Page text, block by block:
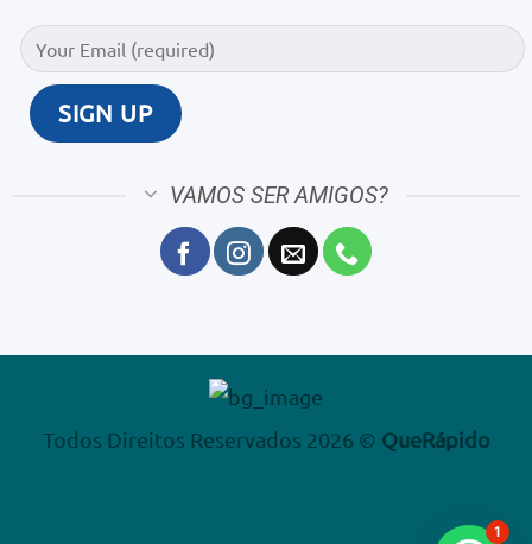
VAMOS SER AMIGOS?
Todos Direitos Reservados 2026 © QueRápido
1